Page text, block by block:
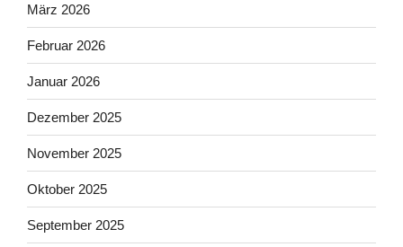
März 2026
Februar 2026
Januar 2026
Dezember 2025
November 2025
Oktober 2025
September 2025